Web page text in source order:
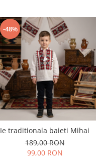
-48%
Ie traditionala baieti Mihai
189,00 RON
99,00 RON